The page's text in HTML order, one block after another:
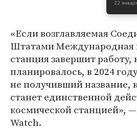
22
«Если возглавляемая
Штатами Международная
станция завершит работу,
планировалось, в 2024
не получивший название,
станет единственной
космической станцией»,
Watch.